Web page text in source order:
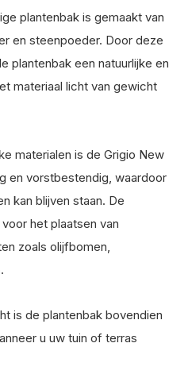
plantenbak is gemaakt van
en steenpoeder. Door deze
plantenbak een natuurlijke en
materiaal licht van gewicht
materialen is de Grigio New
en vorstbestendig, waardoor
kan blijven staan. De
het plaatsen van
zoals olijfbomen,
is de plantenbak bovendien
u uw tuin of terras